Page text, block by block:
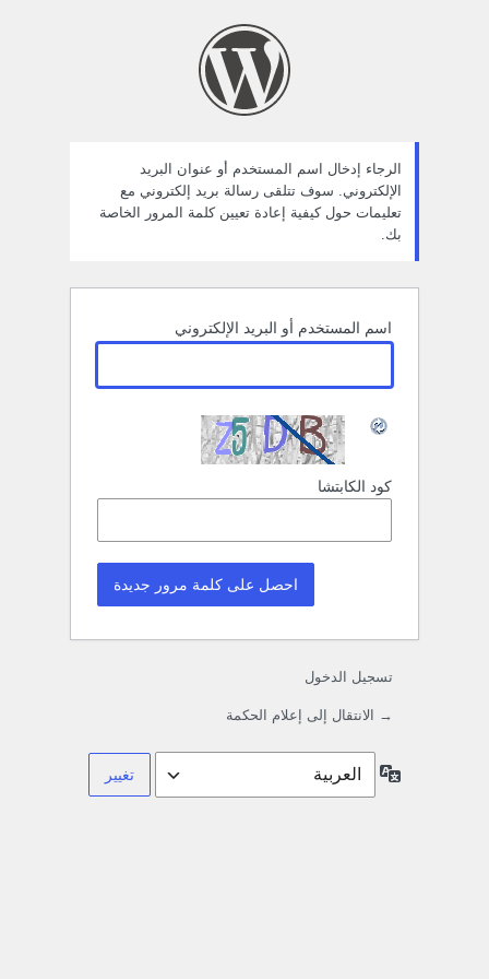
الرجاء إدخال اسم المستخدم أو عنوان البريد
الإلكتروني. سوف تتلقى رسالة بريد إلكتروني مع
تعليمات حول كيفية إعادة تعيين كلمة المرور الخاصة
بك.
اسم المستخدم أو البريد الإلكتروني
كود الكابتشا
تسجيل الدخول
→ الانتقال إلى إعلام الحكمة
اللغة